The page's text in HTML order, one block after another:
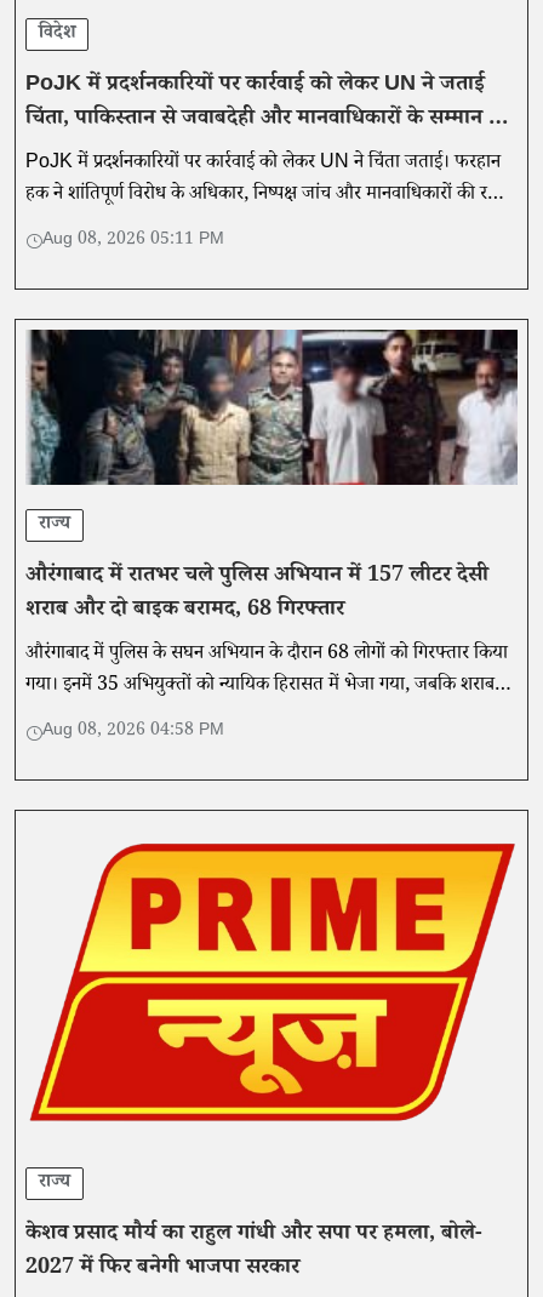
विदेश
PoJK में प्रदर्शनकारियों पर कार्रवाई को लेकर UN ने जताई
चिंता, पाकिस्तान से जवाबदेही और मानवाधिकारों के सम्मान की
मांग
PoJK में प्रदर्शनकारियों पर कार्रवाई को लेकर UN ने चिंता जताई। फरहान
हक ने शांतिपूर्ण विरोध के अधिकार, निष्पक्ष जांच और मानवाधिकारों की रक्षा
के साथ जवाबदेही की मांग की।
Aug 08, 2026 05:11 PM
राज्य
औरंगाबाद में रातभर चले पुलिस अभियान में 157 लीटर देसी
शराब और दो बाइक बरामद, 68 गिरफ्तार
औरंगाबाद में पुलिस के सघन अभियान के दौरान 68 लोगों को गिरफ्तार किया
गया। इनमें 35 अभियुक्तों को न्यायिक हिरासत में भेजा गया, जबकि शराब
और वाहन भी बरामद हुए।
Aug 08, 2026 04:58 PM
राज्य
केशव प्रसाद मौर्य का राहुल गांधी और सपा पर हमला, बोले-
2027 में फिर बनेगी भाजपा सरकार